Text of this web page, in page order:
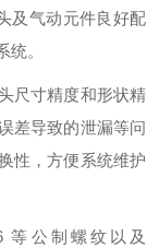
及气动元件良好配
。
尺寸精度和形状精
差导致的泄漏等问
性，方便系统维护
等公制螺纹以及